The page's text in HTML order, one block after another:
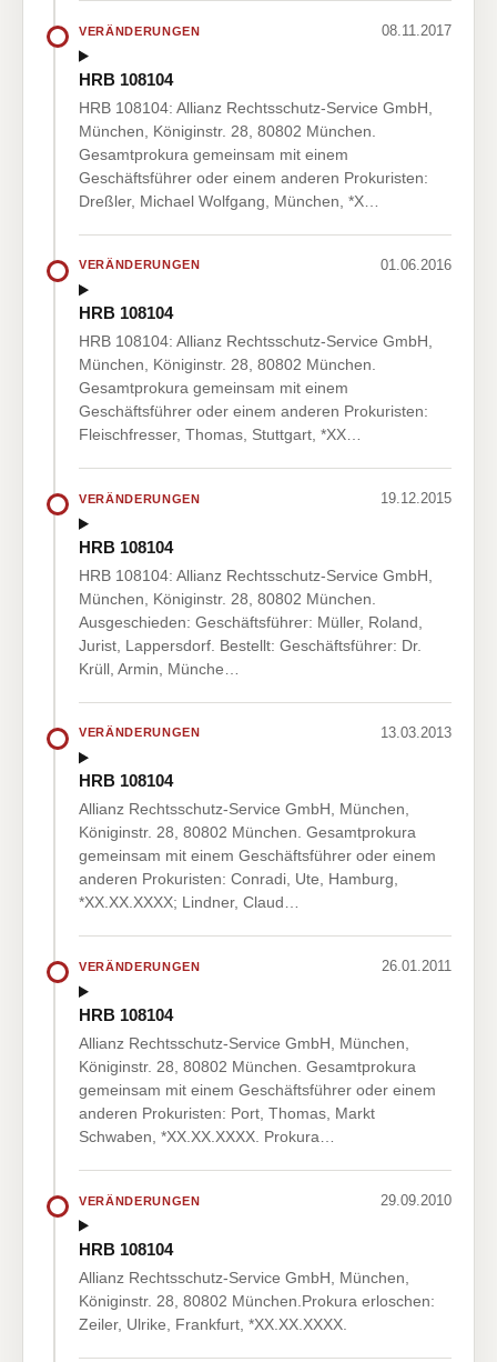
VERÄNDERUNGEN 08.11.2017
HRB 108104
HRB 108104: Allianz Rechtsschutz-Service GmbH,
München, Königinstr. 28, 80802 München.
Gesamtprokura gemeinsam mit einem
Geschäftsführer oder einem anderen Prokuristen:
Dreßler, Michael Wolfgang, München, *X…
VERÄNDERUNGEN 01.06.2016
HRB 108104
HRB 108104: Allianz Rechtsschutz-Service GmbH,
München, Königinstr. 28, 80802 München.
Gesamtprokura gemeinsam mit einem
Geschäftsführer oder einem anderen Prokuristen:
Fleischfresser, Thomas, Stuttgart, *XX…
VERÄNDERUNGEN 19.12.2015
HRB 108104
HRB 108104: Allianz Rechtsschutz-Service GmbH,
München, Königinstr. 28, 80802 München.
Ausgeschieden: Geschäftsführer: Müller, Roland,
Jurist, Lappersdorf. Bestellt: Geschäftsführer: Dr.
Krüll, Armin, Münche…
VERÄNDERUNGEN 13.03.2013
HRB 108104
Allianz Rechtsschutz-Service GmbH, München,
Königinstr. 28, 80802 München. Gesamtprokura
gemeinsam mit einem Geschäftsführer oder einem
anderen Prokuristen: Conradi, Ute, Hamburg,
*XX.XX.XXXX; Lindner, Claud…
VERÄNDERUNGEN 26.01.2011
HRB 108104
Allianz Rechtsschutz-Service GmbH, München,
Königinstr. 28, 80802 München. Gesamtprokura
gemeinsam mit einem Geschäftsführer oder einem
anderen Prokuristen: Port, Thomas, Markt
Schwaben, *XX.XX.XXXX. Prokura…
VERÄNDERUNGEN 29.09.2010
HRB 108104
Allianz Rechtsschutz-Service GmbH, München,
Königinstr. 28, 80802 München.Prokura erloschen:
Zeiler, Ulrike, Frankfurt, *XX.XX.XXXX.